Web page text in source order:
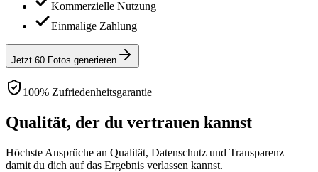
Kommerzielle Nutzung
Einmalige Zahlung
Jetzt 60 Fotos generieren
100% Zufriedenheitsgarantie
Qualität, der du vertrauen kannst
Höchste Ansprüche an Qualität, Datenschutz und Transparenz —
damit du dich auf das Ergebnis verlassen kannst.